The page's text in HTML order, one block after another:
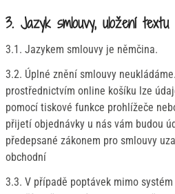
3. Jazyk smlouvy, uložení textu
3.1. Jazykem smlouvy je němčina.
3.2. Úplné znění smlouvy
prostřednictvím online košíku lze
pomocí tiskové funkce prohlížeče
přijetí objednávky u nás vám budou
předepsané zákonem pro smlouvy
obchodní
3.3. V případě poptávek mimo